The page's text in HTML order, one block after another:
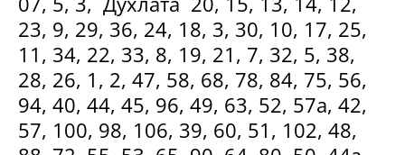
23, 9, 29, 36, 24, 18, 3, 30, 10, 17, 25,
11, 34, 22, 33, 8, 19, 21, 7, 32, 5, 38,
28, 26, 1, 2, 47, 58, 68, 78, 84, 75, 56,
94, 40, 44, 45, 96, 49, 63, 52, 57а, 42,
57, 100, 98, 106, 39, 60, 51, 102, 48,